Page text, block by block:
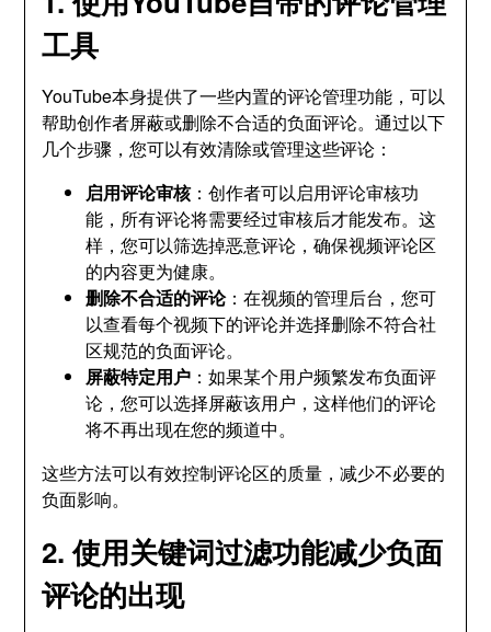
工具
YouTube本身提供了一些内置的评论管理功能，可以
帮助创作者屏蔽或删除不合适的负面评论。通过以下
几个步骤，您可以有效清除或管理这些评论：
启用评论审核：创作者可以启用评论审核功
能，所有评论将需要经过审核后才能发布。这
样，您可以筛选掉恶意评论，确保视频评论区
的内容更为健康。
删除不合适的评论：在视频的管理后台，您可
以查看每个视频下的评论并选择删除不符合社
区规范的负面评论。
屏蔽特定用户 ：如果某个用户频繁发布负面评
论，您可以选择屏蔽该用户，这样他们的评论
将不再出现在您的频道中。
这些方法可以有效控制评论区的质量，减少不必要的
负面影响。
2. 使用关键词过滤功能减少负面
评论的出现